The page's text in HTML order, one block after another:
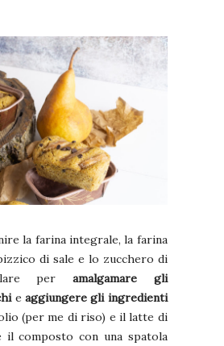
la farina integrale, la farina
di sale e lo zucchero di
per amalgamare gli
e aggiungere gli ingredienti
(per me di riso) e il latte di
il composto con una spatola